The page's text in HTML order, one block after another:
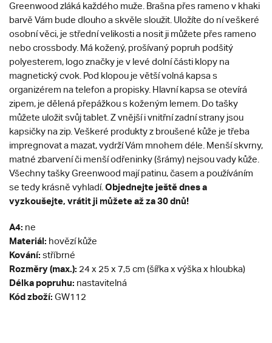
Greenwood zláká každého muže. Brašna přes rameno v khaki
barvě Vám bude dlouho a skvěle sloužit. Uložíte do ní veškeré
osobní věci, je střední velikosti a nosit ji můžete přes rameno
nebo crossbody. Má kožený, prošívaný popruh podšitý
polyesterem, logo značky je v levé dolní části klopy na
magnetický cvok. Pod klopou je větší volná kapsa s
organizérem na telefon a propisky. Hlavní kapsa se otevírá
zipem, je dělená přepážkou s koženým lemem. Do tašky
můžete uložit svůj tablet. Z vnější i vnitřní zadní strany jsou
kapsičky na zip. Veškeré produkty z broušené kůže je třeba
impregnovat a mazat, vydrží Vám mnohem déle. Menší skvrny,
matné zbarvení či menší odřeninky (šrámy) nejsou vady kůže.
Všechny tašky Greenwood mají patinu, časem a používáním
se tedy krásně vyhladí. Objednejte ještě dnes a
vyzkoušejte, vrátit ji můžete až za 30 dnů!
A4: ne
Materiál: hovězí kůže
Kování: stříbrné
Rozměry (max.): 24 x 25 x 7,5 cm (šířka x výška x hloubka)
Délka popruhu: nastavitelná
Kód zboží: GW112